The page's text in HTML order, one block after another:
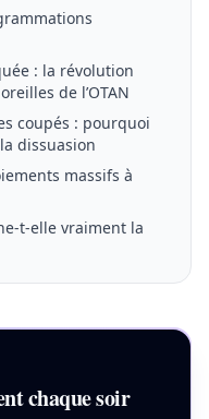
: la révolution
de l’OTAN
coupés : pourquoi
dissuasion
massifs à
t-elle vraiment la
chaque soir